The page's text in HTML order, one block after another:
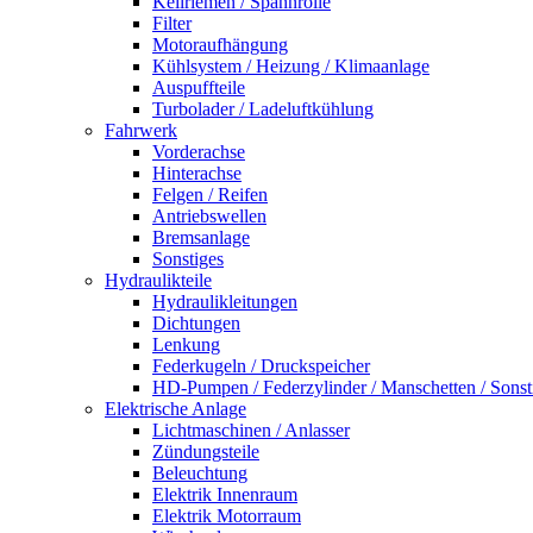
Filter
Motoraufhängung
Kühlsystem / Heizung / Klimaanlage
Auspuffteile
Turbolader / Ladeluftkühlung
Fahrwerk
Vorderachse
Hinterachse
Felgen / Reifen
Antriebswellen
Bremsanlage
Sonstiges
Hydraulikteile
Hydraulikleitungen
Dichtungen
Lenkung
Federkugeln / Druckspeicher
HD-Pumpen / Federzylinder / Manschetten /
Elektrische Anlage
Lichtmaschinen / Anlasser
Zündungsteile
Beleuchtung
Elektrik Innenraum
Elektrik Motorraum